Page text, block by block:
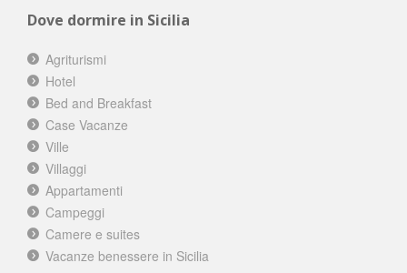
Dove dormire in Sicilia
Agriturismi
Hotel
Bed and Breakfast
Case Vacanze
Ville
Villaggi
Appartamenti
Campeggi
Camere e suites
Vacanze benessere in Sicilia